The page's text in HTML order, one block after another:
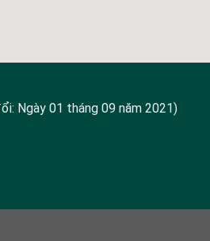
Ngày 01 tháng 09 năm 2021)